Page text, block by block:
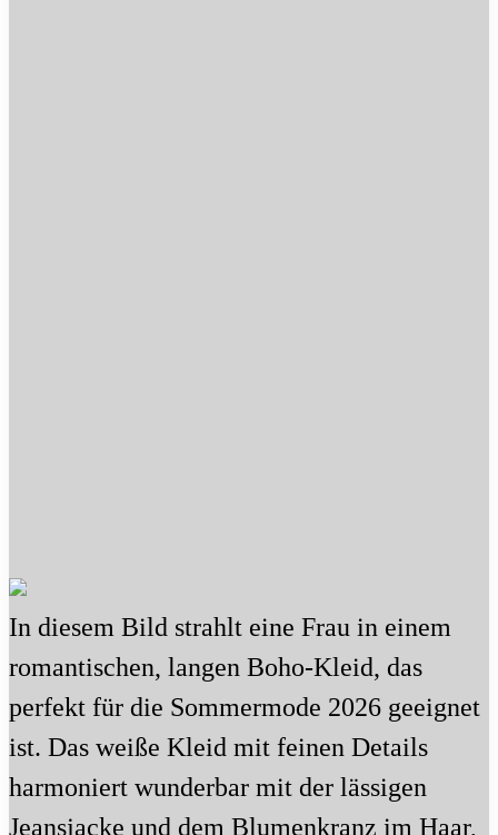
In diesem Bild strahlt eine Frau in einem
romantischen, langen Boho-Kleid, das
perfekt für die Sommermode 2026 geeignet
ist. Das weiße Kleid mit feinen Details
harmoniert wunderbar mit der lässigen
Jeansjacke und dem Blumenkranz im Haar,